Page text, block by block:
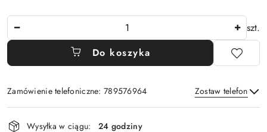
szt.
Do koszyka
Zamówienie telefoniczne: 789576964 Zostaw telefon
Dostępność
Wysyłka w ciągu:
24 godziny